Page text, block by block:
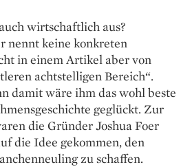
wirtschaftlich aus?
nennt keine konkreten
in einem Artikel aber von
achtstelligen Bereich“.
damit wäre ihm das wohl beste
geglückt. Zur
die Gründer Joshua Foer
die Idee gekommen, den
zu schaffen.